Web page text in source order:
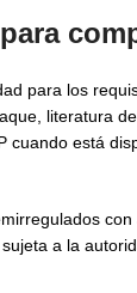
para los
literatura
está
a la